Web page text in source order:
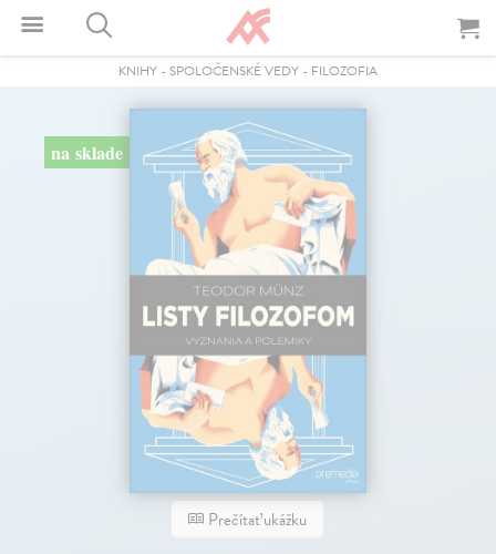
KNIHY - SPOLOČENSKÉ VEDY - FILOZOFIA
na sklade
Prečítať ukážku